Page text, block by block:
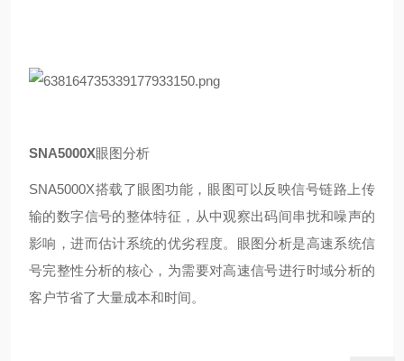
SNA5000X眼图分析
SNA5000X搭载了眼图功能，眼图可以反映信号链路上传
输的数字信号的整体特征，从中观察出码间串扰和噪声的
影响，进而估计系统的优劣程度。眼图分析是高速系统信
号完整性分析的核心，为需要对高速信号进行时域分析的
客户节省了大量成本和时间。